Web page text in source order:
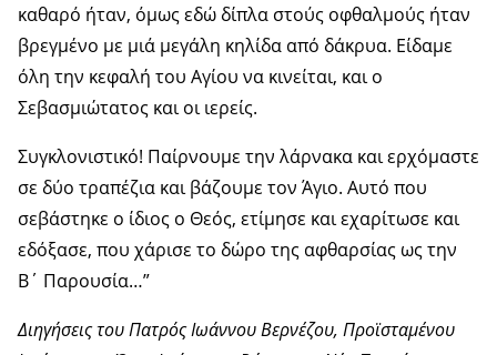
καθαρό ήταν, όμως εδώ δίπλα στούς οφθαλμούς ήταν
βρεγμένο με μιά μεγάλη κηλίδα από δάκρυα. Είδαμε
όλη την κεφαλή του Αγίου να κινείται, και ο
Σεβασμιώτατος και οι ιερείς.
Συγκλονιστικό! Παίρνουμε την λάρνακα και ερχόμαστε
σε δύο τραπέζια και βάζουμε τον Άγιο. Αυτό που
σεβάστηκε ο ίδιος ο Θεός, ετίμησε και εχαρίτωσε και
εδόξασε, που χάρισε το δώρο της αφθαρσίας ως την
Β΄ Παρουσία…”
Διηγήσεις του Πατρός Ιωάννου Βερνέζου, Προϊσταμένου